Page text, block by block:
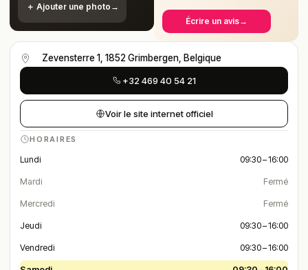
＋ Ajouter une photo →
Écrire un avis→
Zevensterre 1, 1852 Grimbergen, Belgique
+32 469 40 54 21
Voir le site internet officiel
HORAIRES
Lundi 09:30 – 16:00
Mardi Fermé
Mercredi Fermé
Jeudi 09:30 – 16:00
Vendredi 09:30 – 16:00